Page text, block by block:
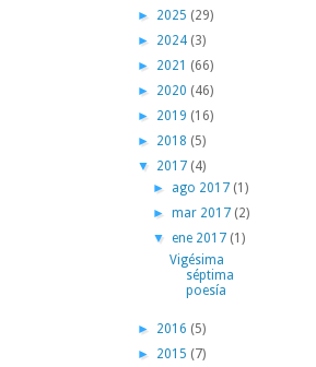
► 2025 (29)
► 2024 (3)
► 2021 (66)
► 2020 (46)
► 2019 (16)
► 2018 (5)
▼ 2017 (4)
► ago 2017 (1)
►mar 2017 (2)
▼ene 2017 (1)
Vigésima
séptima
poesía
► 2016 (5)
► 2015 (7)